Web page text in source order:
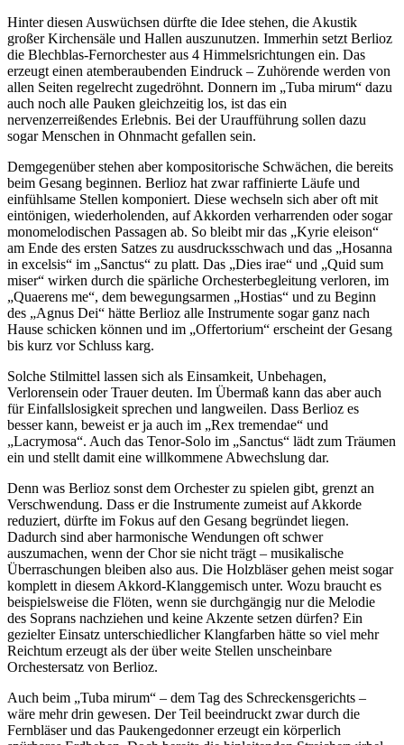
Hinter diesen Auswüchsen dürfte die Idee stehen, die Akustik
großer Kirchensäle und Hallen auszunutzen. Immerhin setzt Berlioz
die Blechblas-Fernorchester aus 4 Himmelsrichtungen ein. Das
erzeugt einen atemberaubenden Eindruck – Zuhörende werden von
allen Seiten regelrecht zugedröhnt. Donnern im „Tuba mirum“ dazu
auch noch alle Pauken gleichzeitig los, ist das ein
nervenzerreißendes Erlebnis. Bei der Uraufführung sollen dazu
sogar Menschen in Ohnmacht gefallen sein.
Demgegenüber stehen aber kompositorische Schwächen, die bereits
beim Gesang beginnen. Berlioz hat zwar raffinierte Läufe und
einfühlsame Stellen komponiert. Diese wechseln sich aber oft mit
eintönigen, wiederholenden, auf Akkorden verharrenden oder sogar
monomelodischen Passagen ab. So bleibt mir das „Kyrie eleison“
am Ende des ersten Satzes zu ausdrucksschwach und das „Hosanna
in excelsis“ im „Sanctus“ zu platt. Das „Dies irae“ und „Quid sum
miser“ wirken durch die spärliche Orchesterbegleitung verloren, im
„Quaerens me“, dem bewegungsarmen „Hostias“ und zu Beginn
des „Agnus Dei“ hätte Berlioz alle Instrumente sogar ganz nach
Hause schicken können und im „Offertorium“ erscheint der Gesang
bis kurz vor Schluss karg.
Solche Stilmittel lassen sich als Einsamkeit, Unbehagen,
Verlorensein oder Trauer deuten. Im Übermaß kann das aber auch
für Einfallslosigkeit sprechen und langweilen. Dass Berlioz es
besser kann, beweist er ja auch im „Rex tremendae“ und
„Lacrymosa“. Auch das Tenor-Solo im „Sanctus“ lädt zum Träumen
ein und stellt damit eine willkommene Abwechslung dar.
Denn was Berlioz sonst dem Orchester zu spielen gibt, grenzt an
Verschwendung. Dass er die Instrumente zumeist auf Akkorde
reduziert, dürfte im Fokus auf den Gesang begründet liegen.
Dadurch sind aber harmonische Wendungen oft schwer
auszumachen, wenn der Chor sie nicht trägt – musikalische
Überraschungen bleiben also aus. Die Holzbläser gehen meist sogar
komplett in diesem Akkord-Klanggemisch unter. Wozu braucht es
beispielsweise die Flöten, wenn sie durchgängig nur die Melodie
des Soprans nachziehen und keine Akzente setzen dürfen? Ein
gezielter Einsatz unterschiedlicher Klangfarben hätte so viel mehr
Reichtum erzeugt als der über weite Stellen unscheinbare
Orchestersatz von Berlioz.
Auch beim „Tuba mirum“ – dem Tag des Schreckensgerichts –
wäre mehr drin gewesen. Der Teil beeindruckt zwar durch die
Fernbläser und das Paukengedonner erzeugt ein körperlich